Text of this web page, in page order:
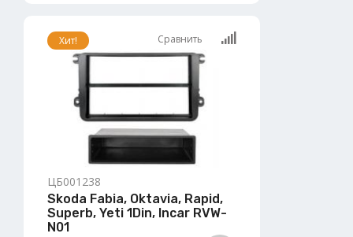
Хит! Сравнить
ЦБ001238
Skoda Fabia, Oktavia, Rapid,
Superb, Yeti 1Din, Incar RVW-
N01